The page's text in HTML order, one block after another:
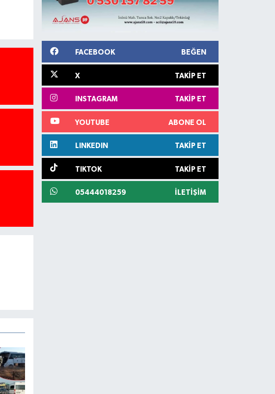
FACEBOOK BEĞEN
X TAKIP ET
INSTAGRAM TAKIP ET
YOUTUBE ABONE OL
LINKEDIN TAKIP ET
TIKTOK TAKIP ET
05444018259 İLETIŞIM